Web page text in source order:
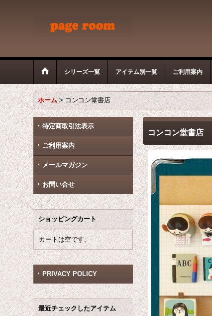
シリーズ一覧 アイテム別一覧 ご利用案内
ホーム > コンコン堂書店
特定商取引法表示
ご利用案内
メールマガジン
お問い合せ
ショッピングカート
カートは空です。
PRIVACY POLICY
最近チェックしたアイテム
コンコン堂書店